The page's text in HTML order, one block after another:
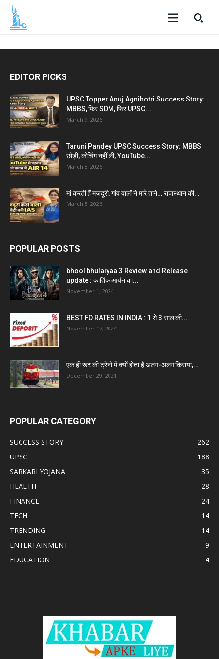
EDITOR PICKS
UPSC Topper Anuj Agnihotri Success Story:
MBBS, फिर SDM, फिर UPSC...
March 9, 2026
Taruni Pandey UPSC Success Story: MBBS
छोड़ी, कोचिंग नहीं ली, YouTube...
March 8, 2026
मां करती हैं मजदूरी, गांव वालों ने मारे ताने… राजस्थान की...
March 8, 2026
POPULAR POSTS
bhool bhulaiyaa 3 Review and Release
update : कार्तिक आर्यन का...
November 1, 2024
BEST FD RATES IN INDIA : 1 से 3 साल की...
November 17, 2024
एक ही रूट की ट्रेनों में क्यों होता है अलग-अलग किराया,...
December 29, 2021
POPULAR CATEGORY
SUCCESS STORY
262
UPSC
188
SARKARI YOJANA
35
HEALTH
28
FINANCE
24
TECH
14
TRENDING
14
ENTERTAINMENT
9
EDUCATION
4